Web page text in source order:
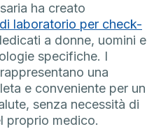
ha creato
laboratorio per check-
a donne, uomini e
specifiche. I
rappresentano una
e conveniente per un
senza necessità di
proprio medico.